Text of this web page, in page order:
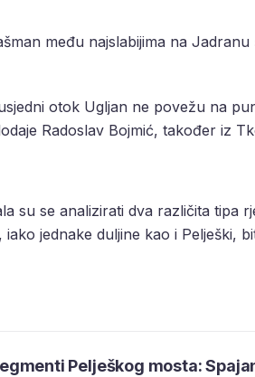
među najslabijima na Jadranu
otok Ugljan ne povežu na
Radoslav Bojmić, također iz
su se analizirati dva različita tipa
jednake duljine kao i Pelješki,
Pelješkog mosta: